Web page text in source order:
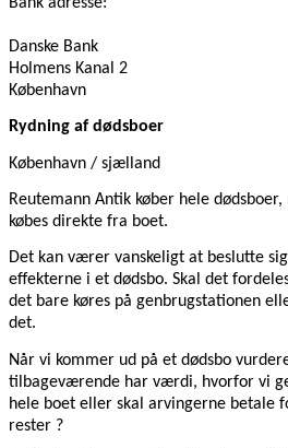
Danske Bank
Holmens Kanal 2
København
Rydning af dødsboer
København / sjælland
Reutemann Antik køber hele
købes direkte fra boet.
Det kan værer vanskeligt at beslutte
effekterne i et dødsbo. Skal det
det bare køres på genbrugstationen
det.
Når vi kommer ud på et dødsbo
tilbageværende har værdi, hvorfor vi
hele boet eller skal arvingerne betale
rester ?